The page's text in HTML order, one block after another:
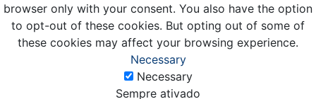
browser only with your consent. You also have the option
to opt-out of these cookies. But opting out of some of
these cookies may affect your browsing experience.
Necessary
Necessary
Sempre ativado